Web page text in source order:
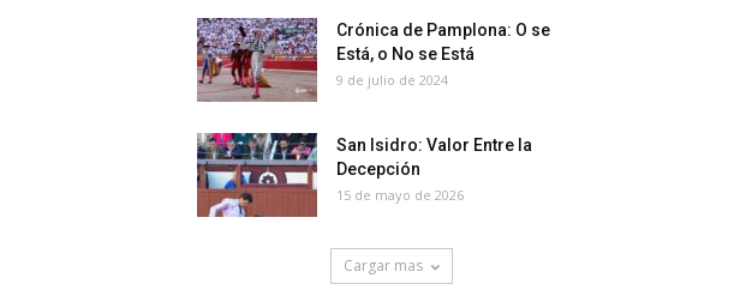
Crónica de Pamplona: O se
Está, o No se Está
9 de julio de 2024
San Isidro: Valor Entre la
Decepción
15 de mayo de 2026
Cargar mas